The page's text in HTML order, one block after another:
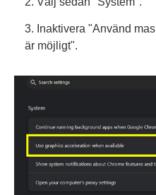
3. Inaktivera "Använd
är möjligt".